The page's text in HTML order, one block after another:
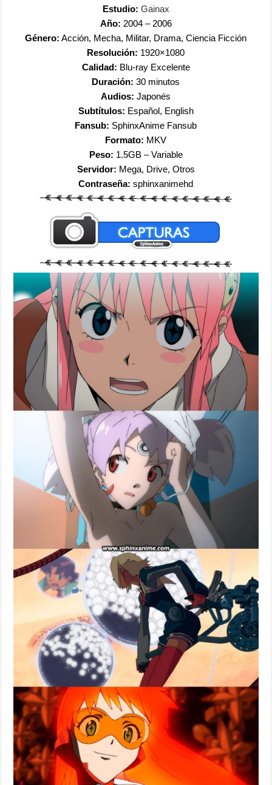
Estudio: Gainax
Año: 2004 – 2006
Género: Acción, Mecha, Militar, Drama, Ciencia Ficción
Resolución: 1920×1080
Calidad: Blu-ray Excelente
Duración: 30 minutos
Audios:Japonés
Subtítulos: Español, English
Fansub: SphinxAnime Fansub
Formato: MKV
Peso: 1.5GB – Variable
Servidor: Mega, Drive, Otros
Contraseña:sphinxanimehd